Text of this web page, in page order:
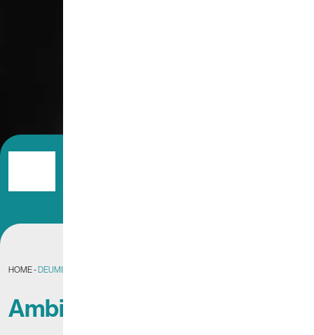
HOME-DEUMIDIFICAZIONE
Ambienti sani: